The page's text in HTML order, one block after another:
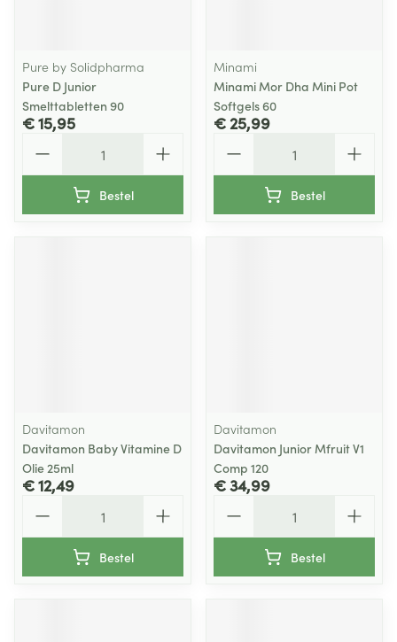
Pure by Solidpharma
Pure D Junior
Smelttabletten 90
€ 15,95
Bestel
Minami
Minami Mor Dha Mini Pot
Softgels 60
€ 25,99
Bestel
Davitamon
Davitamon Baby Vitamine D
Olie 25ml
€ 12,49
Bestel
Davitamon
Davitamon Junior Mfruit V1
Comp 120
€ 34,99
Bestel